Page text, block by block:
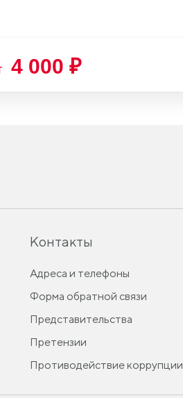
4 000 ₽
Контакты
Адреса и телефоны
Форма обратной связи
Представительства
Претензии
Противодействие коррупции